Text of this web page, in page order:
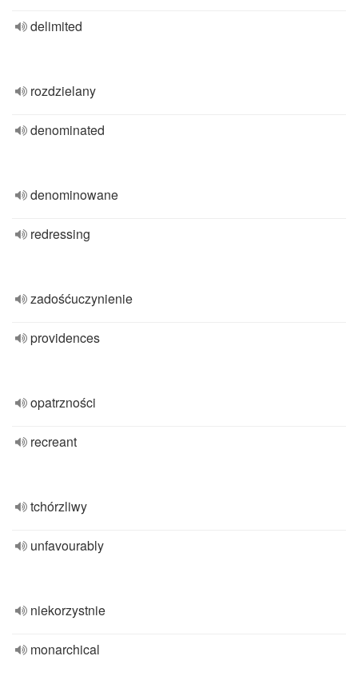
delimited
rozdzielany
denominated
denominowane
redressing
zadośćuczynienie
providences
opatrzności
recreant
tchórzliwy
unfavourably
niekorzystnie
monarchical